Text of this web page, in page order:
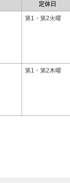
定休日
第1・第2火曜
第1・第2木曜